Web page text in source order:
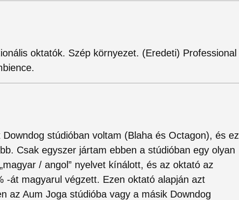
oktatók. Szép környezet. (Eredeti) Professional
stúdióban voltam (Blaha és Octagon), és ez
Csak egyszer jártam ebben a stúdióban egy olyan
/ angol” nyelvet kínálott, és az oktató az
-át magyarul végzett. Ezen oktató alapján azt
az Aum Joga stúdióba vagy a másik Downdog